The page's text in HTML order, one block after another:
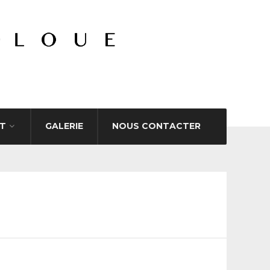
GALERIE NOUS CONTACTER